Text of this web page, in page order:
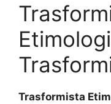
Trasformista